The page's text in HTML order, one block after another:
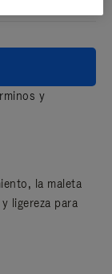
y
la maleta
ligereza para